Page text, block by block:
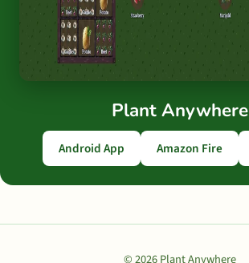
Plant Anywhere
Android App Amazon Fire
© 2026 Plant Anywhere